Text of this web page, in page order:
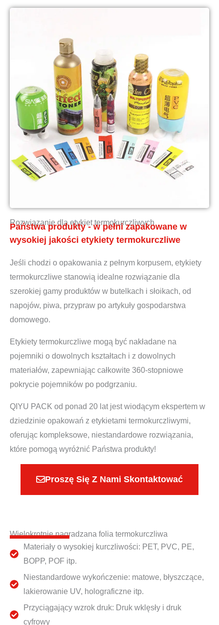
Rozwiązanie dla etykiet termokurczliwych
Państwa produkty - w pełni zapakowane w
wysokiej jakości etykiety termokurczliwe
Jeśli chodzi o opakowania z pełnym korpusem, etykiety
termokurczliwe stanowią idealne rozwiązanie dla
szerokiej gamy produktów w butelkach i słoikach, od
napojów, piwa, przypraw po artykuły gospodarstwa
domowego.
Etykiety termokurczliwe mogą być nakładane na
pojemniki o dowolnych kształtach i z dowolnych
materiałów, zapewniając całkowite 360-stopniowe
pokrycie pojemników po podgrzaniu.
QIYU PACK od ponad 20 lat jest wiodącym ekspertem w
dziedzinie opakowań z etykietami termokurczliwymi,
oferując kompleksowe, niestandardowe rozwiązania,
które pomogą wyróżnić Państwa produkty!
Proszę Się Z Nami Skontaktować
Wielokrotnie nagradzana folia termokurczliwa
Materiały o wysokiej kurczliwości: PET, PVC, PE,
BOPP, POF itp.
Niestandardowe wykończenie: matowe, błyszczące,
lakierowanie UV, holograficzne itp.
Przyciągający wzrok druk: Druk wklęsły i druk
cyfrowy